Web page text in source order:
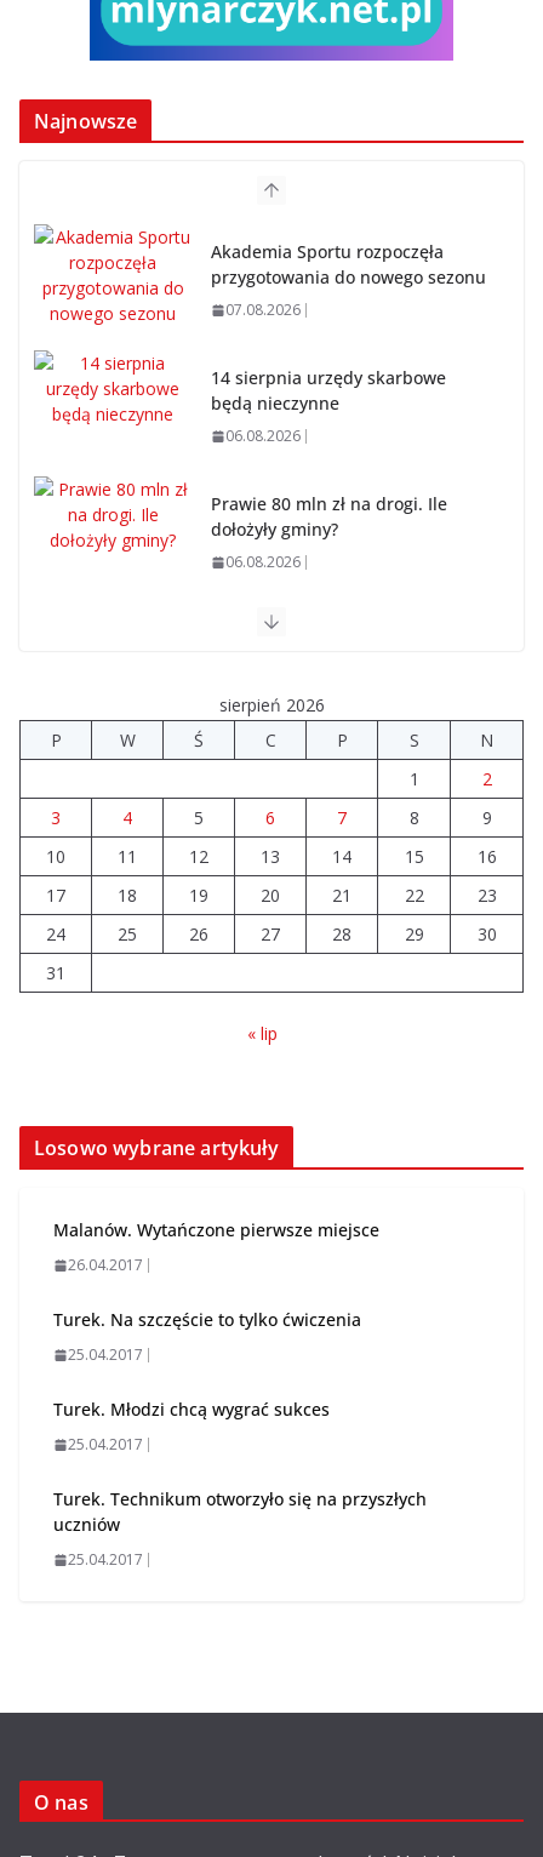
Najnowsze
Akademia Sportu rozpoczęła
przygotowania do nowego sezonu
07.08.2026
14 sierpnia urzędy skarbowe
będą nieczynne
06.08.2026
Prawie 80 mln zł na drogi. Ile
dołożyły gminy?
06.08.2026
Szkoła we Władysławowie przechodzi modernizację
Prawie 20 tys. zł dla dyrektora szpitala. Podwyżka
mimo finansowych problemów
Brylant dla Turku? 255. miejsce
trudno uznać za sukces
07.08.2026
sierpień 2026
P
W Ś C P S
N
1
2
3
4 5 6 7 8
9
10
11 12 13 14 15
16
17
18 19 20 21 22
23
24
25 26 27 28 29
30
31
« lip
Losowo wybrane artykuły
Malanów. Wytańczone pierwsze miejsce
26.04.2017
Turek. Na szczęście to tylko ćwiczenia
25.04.2017
Turek. Młodzi chcą wygrać sukces
25.04.2017
Turek. Technikum otworzyło się na przyszłych
uczniów
25.04.2017
O nas